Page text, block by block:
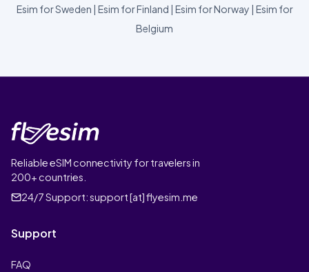
Esim for Sweden | Esim for Finland | Esim for Norway | Esim for
Belgium
Reliable eSIM connectivity for travelers in
200+ countries.
24/7 Support:support [at] flyesim.me
Support
FAQ